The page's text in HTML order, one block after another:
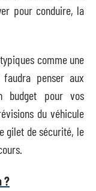
pour conduire, la
comme une
penser aux
budget pour vos
du véhicule
gilet de sécurité, le
?